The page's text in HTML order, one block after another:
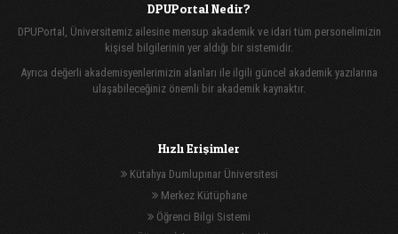
DPUPortal Nedir?
DPUPortal, Üniversitemiz ailesine mensup akademik ve idari tüm personelimizin
kişisel bilgilerinin yer aldığı bir sistemidir.
Ayrıca değerli akademisyenlerimizin alanları ile ilgili güncel akademik yazılarına
ulaşabileceğiniz önemli bir akademik kaynaktır.
Hızlı Erişimler
Kütahya Dumlupınar Üniversitesi
Merkez Kütüphane
Öğrenci Bilgi Sistemi